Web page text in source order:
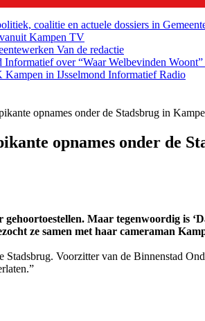
coalitie en actuele dossiers in
Kampen TV
Van de redactie
Informatief over “Waar Welbevinden Woont”
in IJsselmond InformatiefRadio
opnames onder de Stadsbrug in
opnames onder de
Maar tegenwoordig is
ze samen met haar cameraman
Stadsbrug. Voorzitter van de Binnenstad